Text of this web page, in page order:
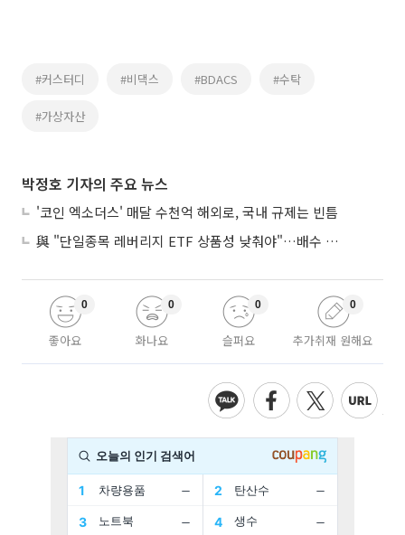
#커스터디 #비댁스 #BDACS #수탁
#가상자산
박정호 기자의 주요 뉴스
'코인 엑소더스' 매달 수천억 해외로, 국내 규제는 빈틈
與 "단일종목 레버리지 ETF 상품성 낮춰야"…배수 조정안도 거론
좋아요
0
화나요
0
슬퍼요
0
추가취재 원해요
0